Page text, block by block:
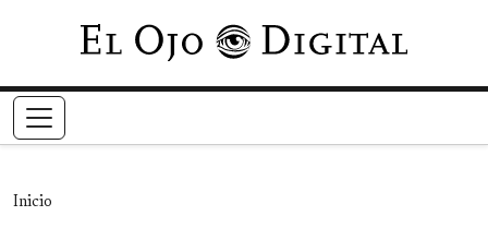
Pasar al contenido principal
Inicio